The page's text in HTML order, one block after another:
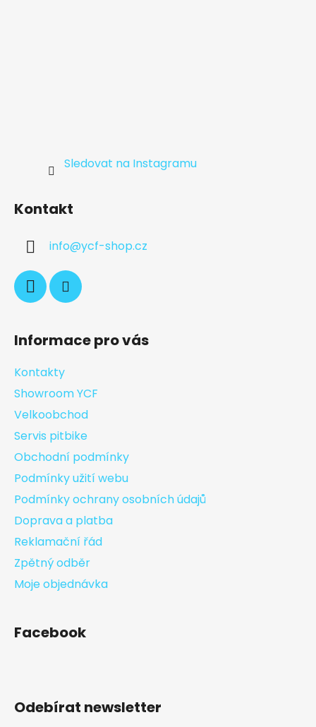
Sledovat na Instagramu
Kontakt
info@ycf-shop.cz
Informace pro vás
Kontakty
Showroom YCF
Velkoobchod
Servis pitbike
Obchodní podmínky
Podmínky užití webu
Podmínky ochrany osobních údajů
Doprava a platba
Reklamační řád
Zpětný odběr
Moje objednávka
Facebook
Odebírat newsletter